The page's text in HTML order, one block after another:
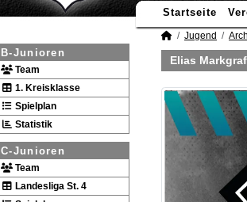
Startseite
B-Junioren
Team
1. Kreisklasse
Spielplan
Statistik
C-Junioren
Team
Landesliga St. 4
Jugend
Elias Markgraf